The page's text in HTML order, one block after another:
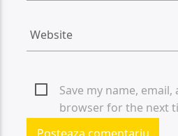
Save my name,
browser for the next